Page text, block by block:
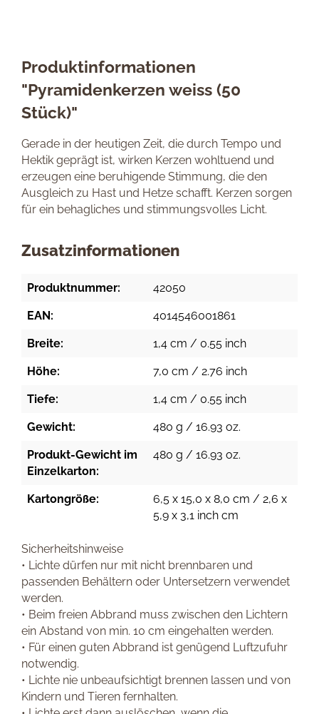
Produktinformationen
"Pyramidenkerzen weiss (50
Stück)"
Gerade in der heutigen Zeit, die durch Tempo und
Hektik geprägt ist, wirken Kerzen wohltuend und
erzeugen eine beruhigende Stimmung, die den
Ausgleich zu Hast und Hetze schafft. Kerzen sorgen
für ein behagliches und stimmungsvolles Licht.
Zusatzinformationen
Produktnummer: 42050
EAN: 4014546001861
Breite: 1,4 cm / 0.55 inch
Höhe: 7,0 cm / 2.76 inch
Tiefe: 1,4 cm / 0.55 inch
Gewicht: 480 g / 16.93 oz.
Produkt-Gewicht im
Einzelkarton:
480 g / 16.93 oz.
Kartongröße:
6,5 x 15,0 x 8,0 cm / 2,6 x
5,9 x 3,1 inch cm
Sicherheitshinweise
• Lichte dürfen nur mit nicht brennbaren und
passenden Behältern oder Untersetzern verwendet
werden.
• Beim freien Abbrand muss zwischen den Lichtern
ein Abstand von min. 10 cm eingehalten werden.
• Für einen guten Abbrand ist genügend Luftzufuhr
notwendig.
• Lichte nie unbeaufsichtigt brennen lassen und von
Kindern und Tieren fernhalten.